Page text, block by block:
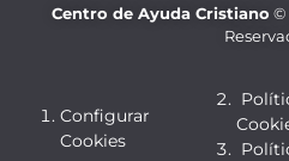
Centro de Ayuda Cristiano ©
Configurar
Cookies